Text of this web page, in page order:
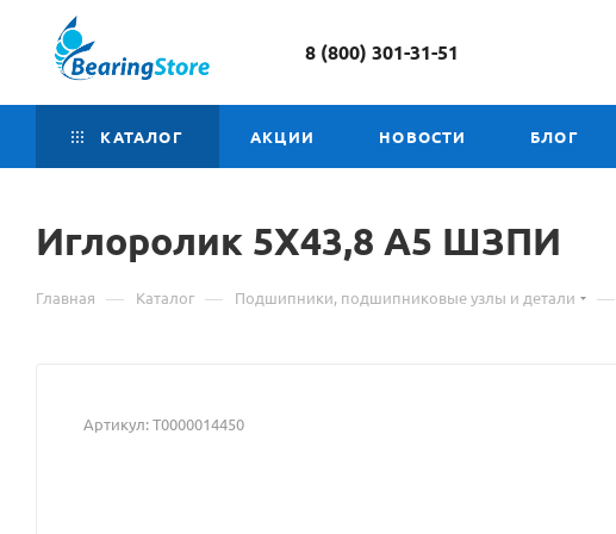
8 (800) 301-31-51
КАТАЛОГ АКЦИИ НОВОСТИ БЛОГ
Иглоролик 5Х43,8 А5 Материал
о
ШЗПИ
Главная — Каталог — Подшипники, подшипниковые узлы и детали —
Артикул:Т0000014450